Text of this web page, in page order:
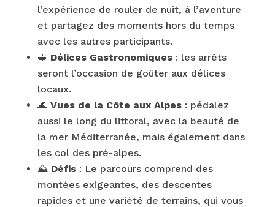
l’expérience de rouler de nuit, à l’aventure
et partagez des moments hors du temps
avec les autres participants.
🥪 Délices Gastronomiques: les arrêts
seront l’occasion de goûter aux délices
locaux.
🌊 Vues de la Côte aux Alpes: pédalez
aussi le long du littoral, avec la beauté de
la mer Méditerranée, mais également dans
les col des pré-alpes.
⛰️ Défis: Le parcours comprend des
montées exigeantes, des descentes
rapides et une variété de terrains, qui vous